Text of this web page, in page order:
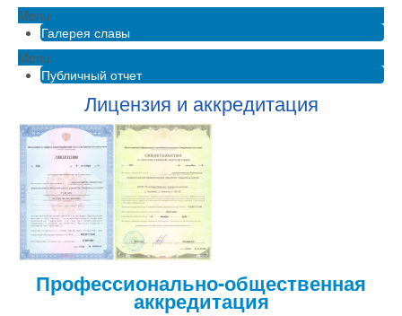
Menu
Галерея славы
Menu
Публичный отчет
Лицензия и аккредитация
Профессионально-общественная
аккредитация